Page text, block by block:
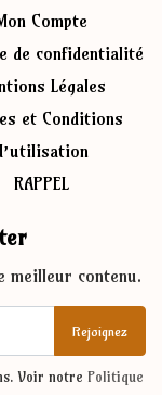
Compte
de confidentialité
Légales
et Conditions
RAPPEL
meilleur contenu.
Rejoignez
Voir notre Politique